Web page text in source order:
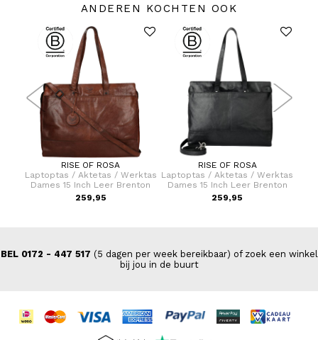
ANDEREN KOCHTEN OOK
RISE OF ROSA
Laptoptas / Aktetas / Werktas
Dames 15 Inch Leer Brenton
259,95
RISE OF ROSA
Laptoptas / Aktetas / Werktas
Dames 15 Inch Leer Brenton
259,95
BEL 0172 - 447 517 (5 dagen per week bereikbaar) of zoek een winkel
bij jou in de buurt